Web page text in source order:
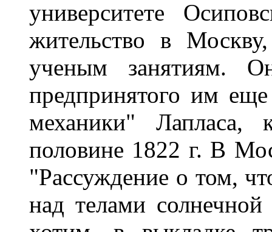
университете
жительство в
ученым занятиям.
предпринятого им
механики"
половине 1822 г. В
"Рассуждение о том,
над телами